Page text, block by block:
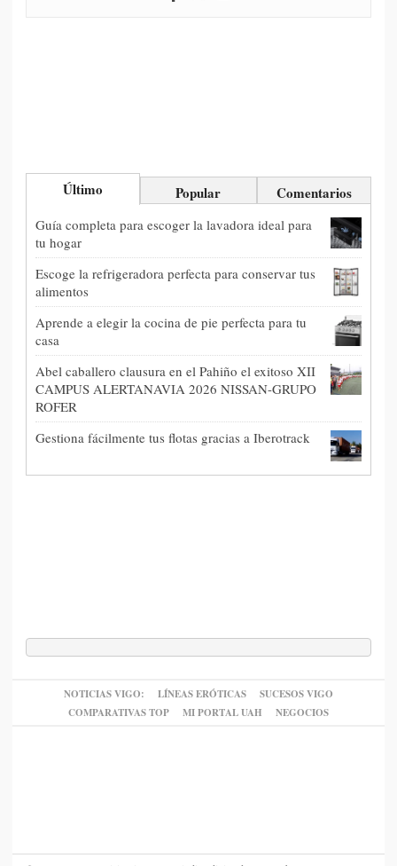
Último Popular Comentarios
Guía completa para escoger la lavadora ideal para
tu hogar
Escoge la refrigeradora perfecta para conservar tus
alimentos
Aprende a elegir la cocina de pie perfecta para tu
casa
Abel caballero clausura en el Pahiño el exitoso XII
CAMPUS ALERTANAVIA 2026 NISSAN-GRUPO
ROFER
Gestiona fácilmente tus flotas gracias a Iberotrack
NOTICIAS VIGO: LÍNEAS ERÓTICAS
SUCESOS VIGO
COMPARATIVAS TOP
MI PORTAL UAH NEGOCIOS